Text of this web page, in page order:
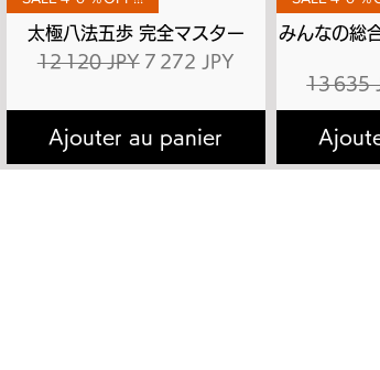
太極八法五歩 完全マスター
Prix original
12 120 JPY Prix promotionnel
7 272 JPY
Ajouter au panier
みんなの総
Prix
13 635